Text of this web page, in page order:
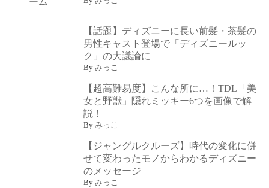
【話題】ディズニーに長い前髪・茶髪の
男性キャスト登場で「ディズニールッ
ク」の大議論に
By みっこ
【超高難易度】こんな所に…！TDL「美
女と野獣」隠れミッキー6つを画像で解
説！
By みっこ
【ジャングルクルーズ】時代の変化に併
せて変わったモノからわかるディズニー
のメッセージ
By みっこ